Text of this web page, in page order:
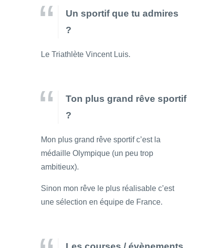
Un sportif que tu admires
?
Le Triathlète Vincent Luis.
Ton plus grand rêve sportif
?
Mon plus grand rêve sportif c’est la
médaille Olympique (un peu trop
ambitieux).
Sinon mon rêve le plus réalisable c’est
une sélection en équipe de France.